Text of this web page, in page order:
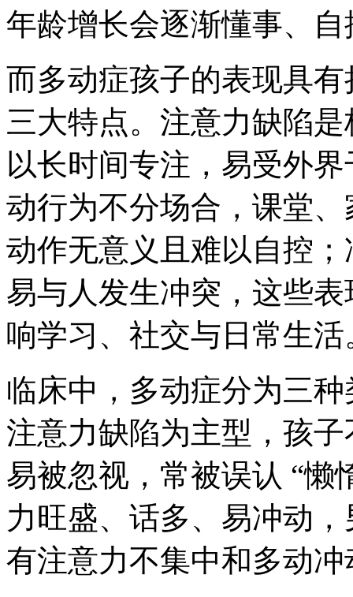
年龄增长会逐渐懂事、
而多动症孩子的表现具
三大特点。注意力缺陷
以长时间专注，易受外
动行为不分场合，课堂
动作无意义且难以自控
易与人发生冲突，这些
响学习、社交与日常生活
临床中，多动症分为三
注意力缺陷为主型，孩
易被忽视，常被误认 “懒
力旺盛、话多、易冲动
有注意力不集中和多动